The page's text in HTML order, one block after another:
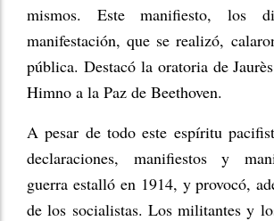
mismos. Este manifiesto, los
manifestación, que se realizó,
pública. Destacó la oratoria de
Himno a la Paz de Beethoven.
A pesar de todo este espíritu
declaraciones, manifiestos y
guerra estalló en 1914, y provocó,
de los socialistas. Los militantes y